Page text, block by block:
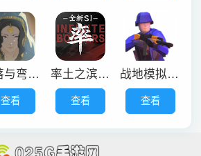
部落与弯刀免费版
查看
率土之滨华为版
查看
战地模拟器单机版
查看